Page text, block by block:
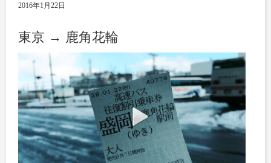
2016年1月22日
東京 → 鹿角花輪